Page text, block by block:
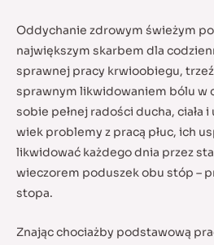
Oddychanie zdrowym świeżym
największym skarbem dla
sprawnej pracy krwioobiegu,
sprawnym likwidowaniem bólu w
sobie pełnej radości ducha, ciała i
wiek problemy z pracą płuc, ich
likwidować każdego dnia przez
wieczorem poduszek obu stóp –
stopa.
Znając chociażby podstawową